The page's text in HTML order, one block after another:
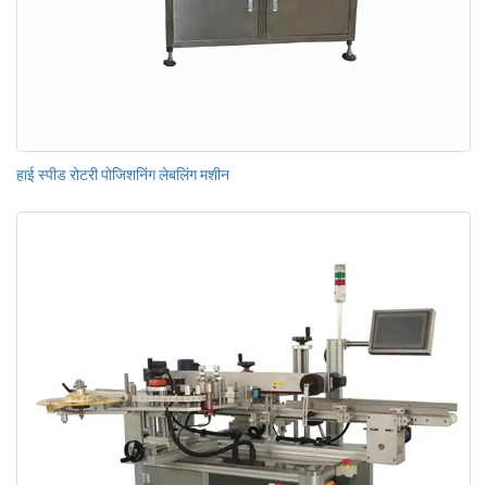
हाई स्पीड रोटरी पोजिशनिंग लेबलिंग मशीन